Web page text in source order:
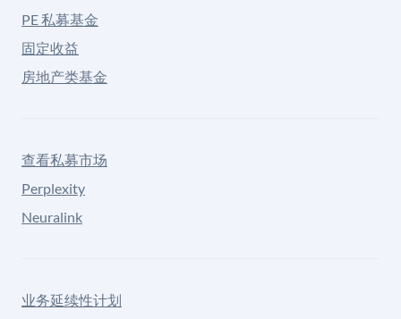
PE 私募基金
固定收益
房地产类基金
查看私募市场
Perplexity
Neuralink
业务延续性计划